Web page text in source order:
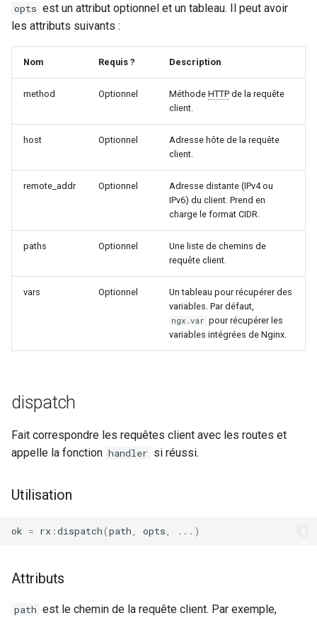
spnego-http-auth
srt
statsd
stream-lua
stream-sts
sts
sysguard
teslagov-jwt
ts
tuning
opts est un attribut optionnel et un tableau. Il peut avoir
les attributs suivants :
Nom Requis ? Description
method Optionnel Méthode HTTP de la requête
client.
host Optionnel
Adresse hôte de la requête
client.
remote_addr Optionnel
Adresse distante (IPv4 ou
IPv6) du client. Prend en
charge le format CIDR.
paths Optionnel
Une liste de chemins de
requête client.
vars Optionnel
Un tableau pour récupérer des
variables. Par défaut,
ngx.var pour récupérer les
variables intégrées de Nginx.
dispatch
Fait correspondre les requêtes client avec les routes et
appelle la fonction handler si réussi.
Utilisation
ok = rx :dispatch(path opts ...)
Attributs
path est le chemin de la requête client. Par exemple,